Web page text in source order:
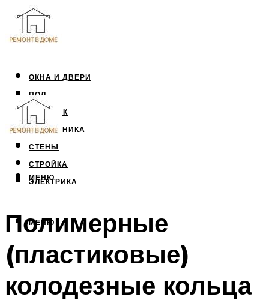
ОКНА И ДВЕРИ
ПОЛ
ПОТОЛОК
САНТЕХНИКА
СТЕНЫ
СТРОЙКА
ЭЛЕКТРИКА
МЕНЮ
МЕНЮ
Полимерные
(пластиковые)
колодезные кольца